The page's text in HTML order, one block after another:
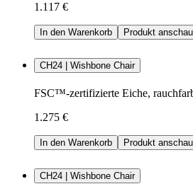
1.117 €
In den Warenkorb Produkt
CH24 | Wishbone Chair
FSC™-zertifizierte Eiche,
1.275 €
In den Warenkorb Produkt
CH24 | Wishbone Chair